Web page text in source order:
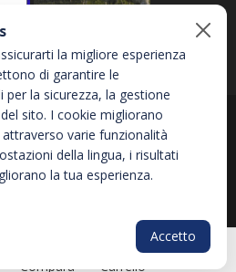
3 - 12040 - Genola (CN) - P.IVA
Compara Carrello
la migliore esperienza
di garantire le
la sicurezza, la gestione
sito. I cookie migliorano
attraverso varie funzionalità
della lingua, i risultati
la tua esperienza.
Accetto